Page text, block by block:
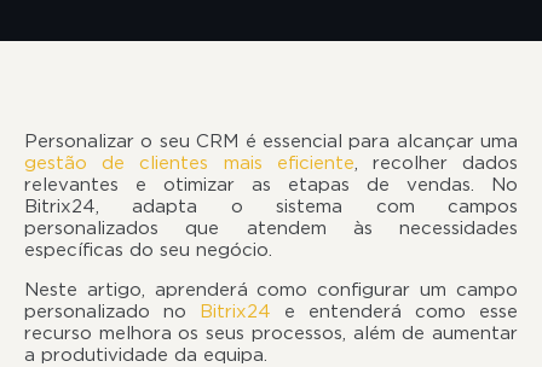
Personalizar o seu CRM é essencial para alcançar uma
gestão de clientes mais eficiente, recolher dados
relevantes e otimizar as etapas de vendas. No
Bitrix24, adapta o sistema com campos
personalizados que atendem às necessidades
específicas do seu negócio.
Neste artigo, aprenderá como configurar um campo
personalizado no Bitrix24 e entenderá como esse
recurso melhora os seus processos, além de aumentar
a produtividade da equipa.